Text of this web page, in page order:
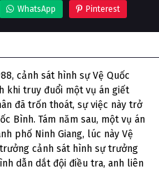
WhatsApp Pinterest
cảnh sát hình sự Vệ Quốc
khi truy đuổi một vụ án giết
đã trốn thoát, sự việc này trở
Bình. Tám năm sau, một vụ án
phố Ninh Giang, lúc này Vệ
cảnh sát hình sự trưởng
dẫn dắt đội điều tra, anh liên